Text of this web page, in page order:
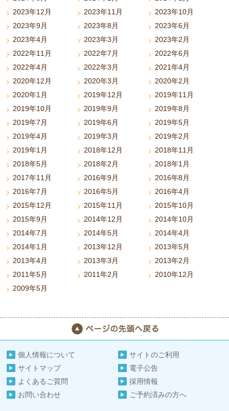
2023年12月
2023年11月
2023年10月
2023年9月
2023年8月
2023年6月
2023年4月
2023年3月
2023年2月
2022年11月
2022年7月
2022年6月
2022年4月
2022年3月
2021年4月
2020年12月
2020年3月
2020年2月
2020年1月
2019年12月
2019年11月
2019年10月
2019年9月
2019年8月
2019年7月
2019年6月
2019年5月
2019年4月
2019年3月
2019年2月
2019年1月
2018年12月
2018年11月
2018年5月
2018年2月
2018年1月
2017年11月
2016年9月
2016年8月
2016年7月
2016年5月
2016年4月
2015年12月
2015年11月
2015年10月
2015年9月
2014年12月
2014年10月
2014年7月
2014年5月
2014年4月
2014年1月
2013年12月
2013年5月
2013年4月
2013年3月
2013年2月
2011年5月
2011年2月
2010年12月
2009年5月
個人情報について
サイトのご利用
サイトマップ
電子公告
よくあるご質問
採用情報
お問い合わせ
ご予約済みの方へ